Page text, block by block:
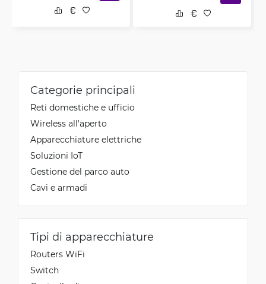
Categorie principali
Reti domestiche e ufficio
Wireless all'aperto
Apparecchiature elettriche
Soluzioni IoT
Gestione del parco auto
Cavi e armadi
Tipi di apparecchiature
Routers WiFi
Switch